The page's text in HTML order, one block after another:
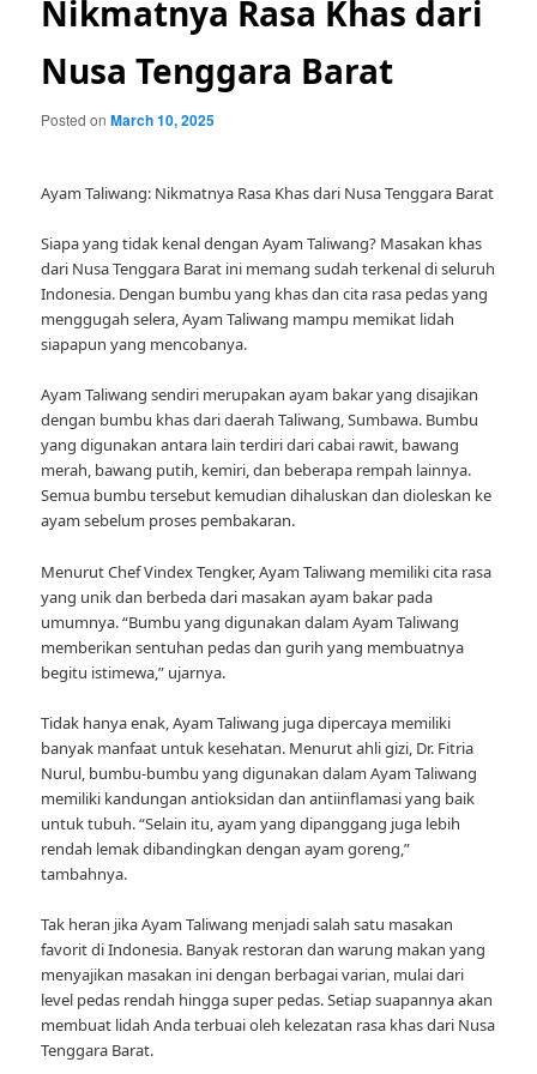
Nikmatnya Rasa Khas dari
Nusa Tenggara Barat
Posted onMarch 10, 2025
Ayam Taliwang: Nikmatnya Rasa Khas dari Nusa Tenggara Barat
Siapa yang tidak kenal dengan Ayam Taliwang? Masakan khas
dari Nusa Tenggara Barat ini memang sudah terkenal di seluruh
Indonesia. Dengan bumbu yang khas dan cita rasa pedas yang
menggugah selera, Ayam Taliwang mampu memikat lidah
siapapun yang mencobanya.
Ayam Taliwang sendiri merupakan ayam bakar yang disajikan
dengan bumbu khas dari daerah Taliwang, Sumbawa. Bumbu
yang digunakan antara lain terdiri dari cabai rawit, bawang
merah, bawang putih, kemiri, dan beberapa rempah lainnya.
Semua bumbu tersebut kemudian dihaluskan dan dioleskan ke
ayam sebelum proses pembakaran.
Menurut Chef Vindex Tengker, Ayam Taliwang memiliki cita rasa
yang unik dan berbeda dari masakan ayam bakar pada
umumnya. “Bumbu yang digunakan dalam Ayam Taliwang
memberikan sentuhan pedas dan gurih yang membuatnya
begitu istimewa,” ujarnya.
Tidak hanya enak, Ayam Taliwang juga dipercaya memiliki
banyak manfaat untuk kesehatan. Menurut ahli gizi, Dr. Fitria
Nurul, bumbu-bumbu yang digunakan dalam Ayam Taliwang
memiliki kandungan antioksidan dan antiinflamasi yang baik
untuk tubuh. “Selain itu, ayam yang dipanggang juga lebih
rendah lemak dibandingkan dengan ayam goreng,”
tambahnya.
Tak heran jika Ayam Taliwang menjadi salah satu masakan
favorit di Indonesia. Banyak restoran dan warung makan yang
menyajikan masakan ini dengan berbagai varian, mulai dari
level pedas rendah hingga super pedas. Setiap suapannya akan
membuat lidah Anda terbuai oleh kelezatan rasa khas dari Nusa
Tenggara Barat.